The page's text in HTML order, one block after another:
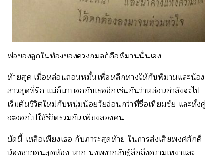
พ่อของลูกในท้องของดวงกมลก็คือพิมานนั่นเอง
ท้ายสุด เมื่อหล่อนถอนหมั้นเพื่อหลีกทางให้กับพิมานและน้อง
สาวสุดที่รัก แม่ก็มาบอกกับเธออีกเช่นกันว่าหล่อนกำลังจะไป
เริ่มต้นชีวิตใหม่กับหนุ่มน้อยวัยอ่อนกว่าที่ชื่อเทียมชัย และทั้งคู่
จะออกไปใช้ชีวิตร่วมกันเพียงสองคน
บัดนี้ เหลือเพียงเธอ กับภาระสุดท้าย ในการส่งเสียพงศ์ศักดิ์
น้องชายคนสุดท้อง หาก นงพงากลับรู้สึกถึงความเหงาและ